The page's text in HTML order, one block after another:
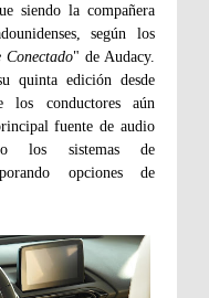
siendo la compañera
según los
Conectado" de Audacy.
quinta edición desde
conductores aún
fuente de audio
los sistemas de
opciones de